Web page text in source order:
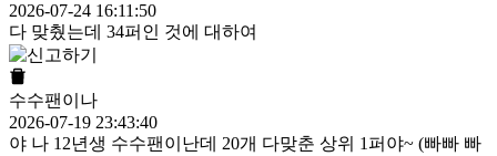
2026-07-24 16:11:50
다 맞췄는데 34퍼인 것에 대하여
수수팬이나
2026-07-19 23:43:40
야 나 12년생 수수팬이난데 20개 다맞춘 상위 1퍼야~ (빠빠 빠